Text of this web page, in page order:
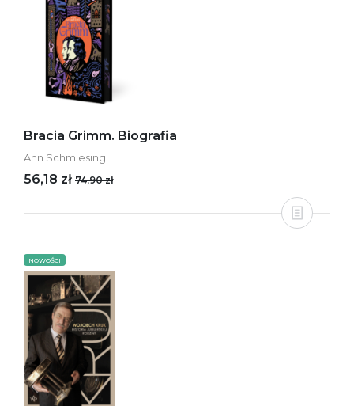
Bracia Grimm. Biografia
Ann Schmiesing
56,18 zł 74,90 zł
NOWOŚCI